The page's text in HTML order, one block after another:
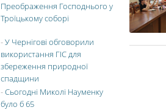
Преображення Господнього у
Троїцькому соборі
-У Чернігові обговорили
використання ГІС для
збереження природної
спадщини
-Сьогодні Миколі Науменку
було б 65